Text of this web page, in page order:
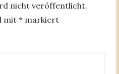
nicht veröffentlicht.
mit * markiert